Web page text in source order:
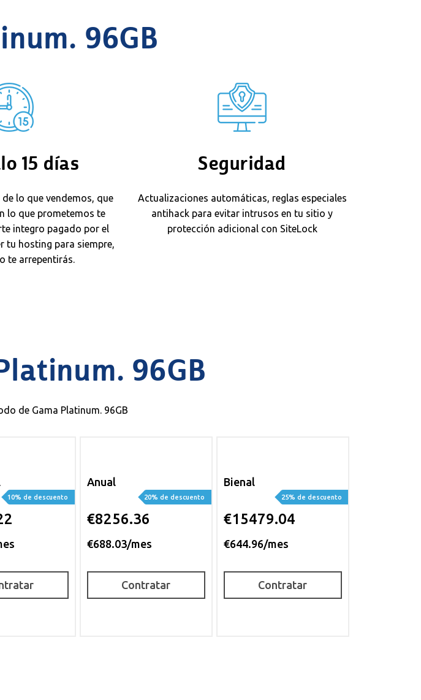
96GB
15 días
lo que vendemos, que
lo que prometemos te
integro pagado por el
tu hosting para siempre,
te arrepentirás.
Seguridad
Actualizaciones automáticas, reglas especiales
antihack para evitar intrusos en tu sitio y
protección adicional con SiteLock
96GB
de Gama Platinum. 96GB
10% de descuento
Anual
€8256.36
€688.03/mes
20% de descuento
Contratar
Bienal
€15479.04
€644.96/mes
25% de descuento
Contratar